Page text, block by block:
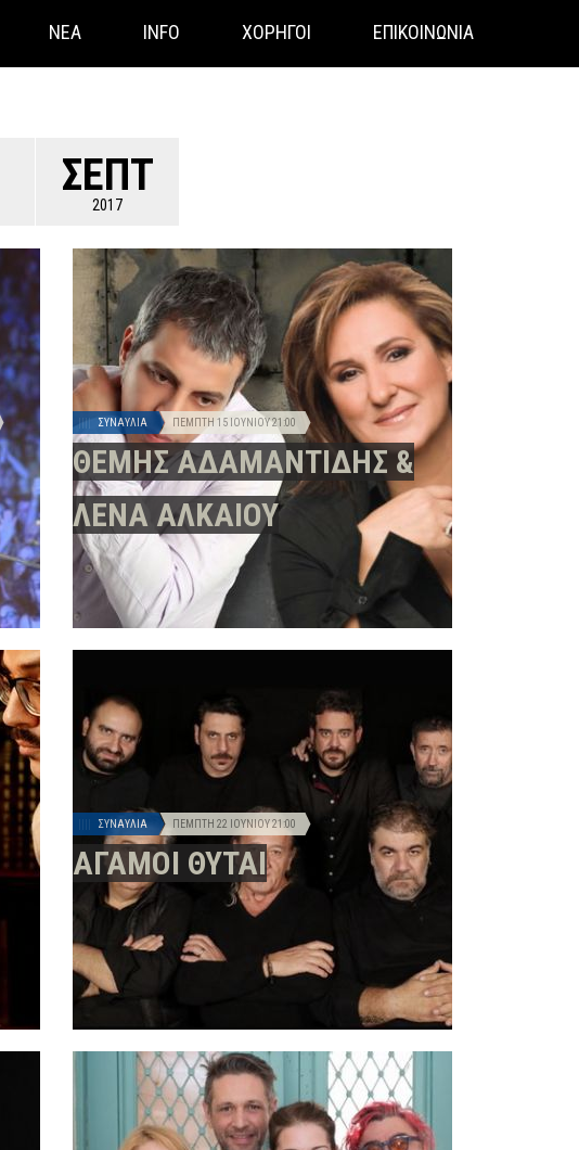
Share
ΝΕΑ INFO ΧΟΡΗΓΟΙ ΕΠΙΚΟΙΝΩΝΙΑ
ΣΕΠΤ
2017
ΣΥΝΑΥΛΊΑ ΠΈΜΠΤΗ 15 ΙΟΥΝΊΟΥ21:00
ΘΕΜΗΣ ΑΔΑΜΑΝΤΙΔΗΣ &
ΛΕΝΑ ΑΛΚΑΙΟΥ
ΣΥΝΑΥΛΊΑ ΠΈΜΠΤΗ 22 ΙΟΥΝΊΟΥ21:00
ΑΓΑΜΟΙ ΘΥΤΑΙ